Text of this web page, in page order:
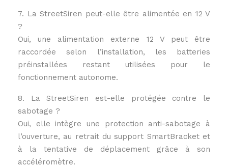
7. La StreetSiren peut-elle être alimentée en 12 V
?
Oui, une alimentation externe 12 V peut être
raccordée selon l’installation, les batteries
préinstallées restant utilisées pour le
fonctionnement autonome.
8. La StreetSiren est-elle protégée contre le
sabotage ?
Oui, elle intègre une protection anti-sabotage à
l’ouverture, au retrait du support SmartBracket et
à la tentative de déplacement grâce à son
accéléromètre.